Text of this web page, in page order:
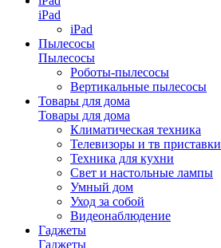
iPad
iPad
Пылесосы
Пылесосы
Роботы-пылесосы
Вертикальные пылесосы
Товары для дома
Товары для дома
Климатическая техника
Телевизоры и тв приставки
Техника для кухни
Свет и настольные лампы
Умный дом
Уход за собой
Видеонаблюдение
Гаджеты
Гаджеты